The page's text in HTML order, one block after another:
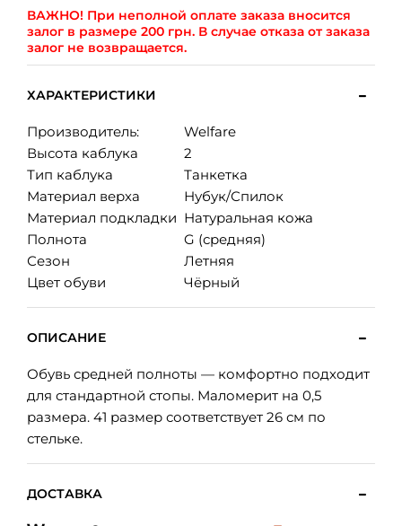
ВАЖНО! При неполной оплате заказа вносится
залог в размере 200 грн. В случае отказа от заказа
залог не возвращается.
ХАРАКТЕРИСТИКИ
Производитель:
Welfare
Высота каблука
2
Тип каблука
Танкетка
Материал верха
Нубук/Спилок
Материал подкладки Натуральная кожа
Полнота
G (средняя)
Сезон
Летняя
Цвет обуви
Чёрный
ОПИСАНИЕ
Обувь средней полноты — комфортно подходит
для стандартной стопы. Маломерит на 0,5
размера. 41 размер соответствует 26 см по
стельке.
ДОСТАВКА